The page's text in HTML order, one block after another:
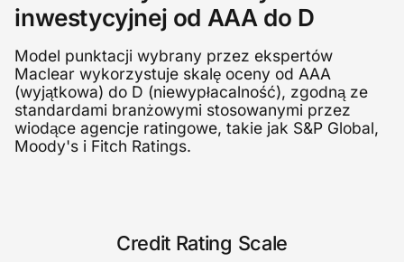
inwestycyjnej od AAA do D
Model punktacji wybrany przez ekspertów
Maclear wykorzystuje skalę oceny od AAA
(wyjątkowa) do D (niewypłacalność), zgodną ze
standardami branżowymi stosowanymi przez
wiodące agencje ratingowe, takie jak S&P Global,
Moody's i Fitch Ratings.
Credit Rating Scale